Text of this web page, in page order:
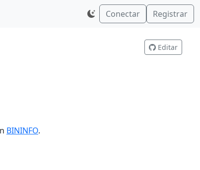
Conectar Registrar
Editar
BININFO.